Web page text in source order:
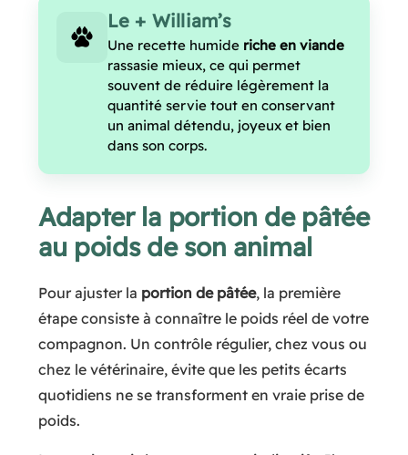
Le + William’s
Une recette humide riche en viande
rassasie mieux, ce qui permet
souvent de réduire légèrement la
quantité servie tout en conservant
un animal détendu, joyeux et bien
dans son corps.
Adapter la portion de pâtée
au poids de son animal
Pour ajuster la portion de pâtée, la première
étape consiste à connaître le poids réel de votre
compagnon. Un contrôle régulier, chez vous ou
chez le vétérinaire, évite que les petits écarts
quotidiens ne se transforment en vraie prise de
poids.